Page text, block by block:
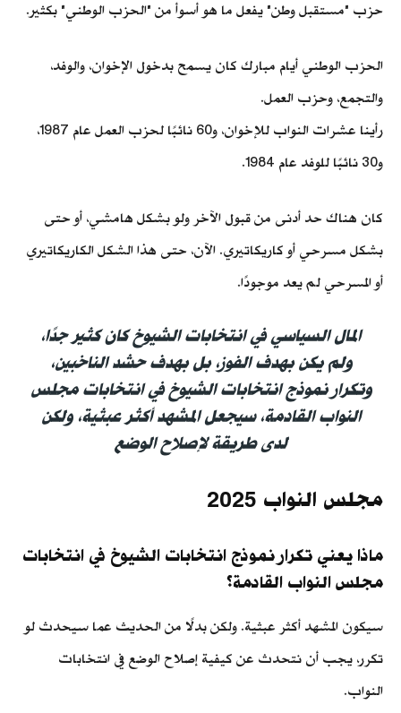
حزب "مستقبل وطن" يفعل ما هو أسوأ من "الحزب الوطني" بكثير.
الحزب الوطني أيام مبارك كان يسمح بدخول الإخوان، والوفد،
والتجمع، وحزب العمل.
رأينا عشرات النواب للإخوان، و60 نائبًا لحزب العمل عام 1987،
و30 نائبًا للوفد عام 1984.
كان هناك حد أدنى من قبول الآخر ولو بشكل هامشي، أو حتى
بشكل مسرحي أو كاريكاتيري. الآن، حتى هذا الشكل الكاريكاتيري
أو المسرحي لم يعد موجودًا.
المال السياسي في انتخابات الشيوخ كان كثير جدًا،
ولم يكن بهدف الفوز، بل بهدف حشد الناخبين،
وتكرار نموذج انتخابات الشيوخ في انتخابات مجلس
النواب القادمة، سيجعل المشهد أكثر عبثية، ولكن
لدى طريقة لإصلاح الوضع
مجلس النواب 2025
ماذا يعني تكرار نموذج انتخابات الشيوخ في انتخابات
مجلس النواب القادمة؟
سيكون المشهد أكثر عبثية. ولكن بدلًا من الحديث عما سيحدث لو
تكرر، يجب أن نتحدث عن كيفية إصلاح الوضع في انتخابات
النواب.